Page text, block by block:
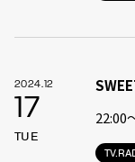
2024.12
17
TUE
22:00